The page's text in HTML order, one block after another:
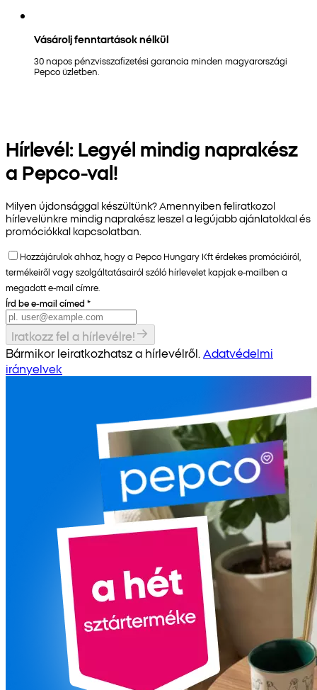
Vásárolj fenntartások nélkül
30 napos pénzvisszafizetési garancia minden magyarországi
Pepco üzletben.
Hírlevél: Legyél mindig naprakész
a Pepco-val!
Milyen újdonsággal készültünk? Amennyiben feliratkozol
hírlevelünkre mindig naprakész leszel a legújabb ajánlatokkal és
promóciókkal kapcsolatban.
Hozzájárulok ahhoz, hogy a Pepco Hungary Kft érdekes promócióiról,
termékeiről vagy szolgáltatásairól szóló hírlevelet kapjak e-mailben a
megadott e-mail címre.
Írd be e-mail címed *
Iratkozz fel a hírlevélre!
Bármikor leiratkozhatsz a hírlevélről. Adatvédelmi
irányelvek